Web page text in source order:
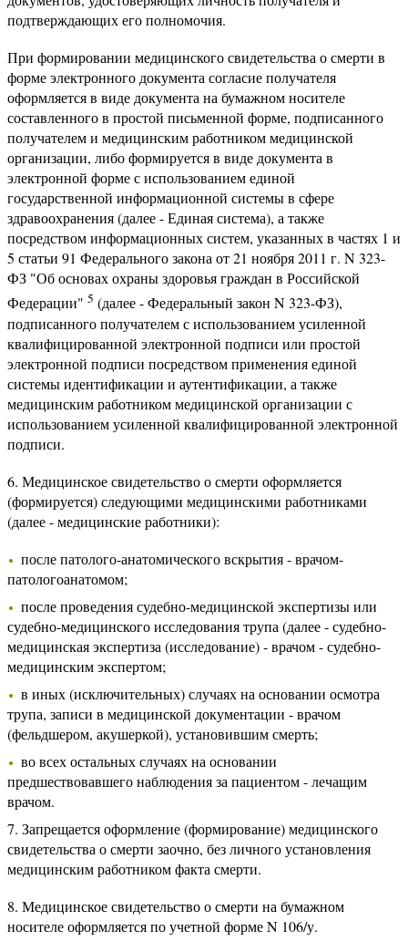
подтверждающих его полномочия.
При формировании медицинского свидетельства о смерти в
форме электронного документа согласие получателя
оформляется в виде документа на бумажном носителе
составленного в простой письменной форме, подписанного
получателем и медицинским работником медицинской
организации, либо формируется в виде документа в
электронной форме с использованием единой
государственной информационной системы в сфере
здравоохранения (далее - Единая система), а также
посредством информационных систем, указанных в частях 1 и
5 статьи 91 Федерального закона от 21 ноября 2011 г. N 323-
ФЗ "Об основах охраны здоровья граждан в Российской
Федерации" 5 (далее - Федеральный закон N 323-ФЗ),
подписанного получателем с использованием усиленной
квалифицированной электронной подписи или простой
электронной подписи посредством применения единой
системы идентификации и аутентификации, а также
медицинским работником медицинской организации с
использованием усиленной квалифицированной электронной
подписи.
6. Медицинское свидетельство о смерти оформляется
(формируется) следующими медицинскими работниками
(далее - медицинские работники):
после патолого-анатомического вскрытия - врачом-
патологоанатомом;
после проведения судебно-медицинской экспертизы или
судебно-медицинского исследования трупа (далее - судебно-
медицинская экспертиза (исследование) - врачом - судебно-
медицинским экспертом;
в иных (исключительных) случаях на основании осмотра
трупа, записи в медицинской документации - врачом
(фельдшером, акушеркой), установившим смерть;
во всех остальных случаях на основании
предшествовавшего наблюдения за пациентом - лечащим
врачом.
7. Запрещается оформление (формирование) медицинского
свидетельства о смерти заочно, без личного установления
медицинским работником факта смерти.
8. Медицинское свидетельство о смерти на бумажном
носителе оформляется по учетной форме N 106/у.